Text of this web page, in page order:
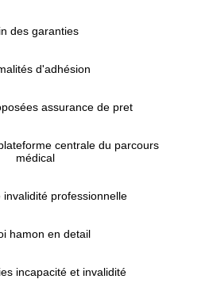
des garanties
d'adhésion
assurance de pret
centrale du parcours
médical
invalidité professionnelle
hamon en detail
incapacité et invalidité